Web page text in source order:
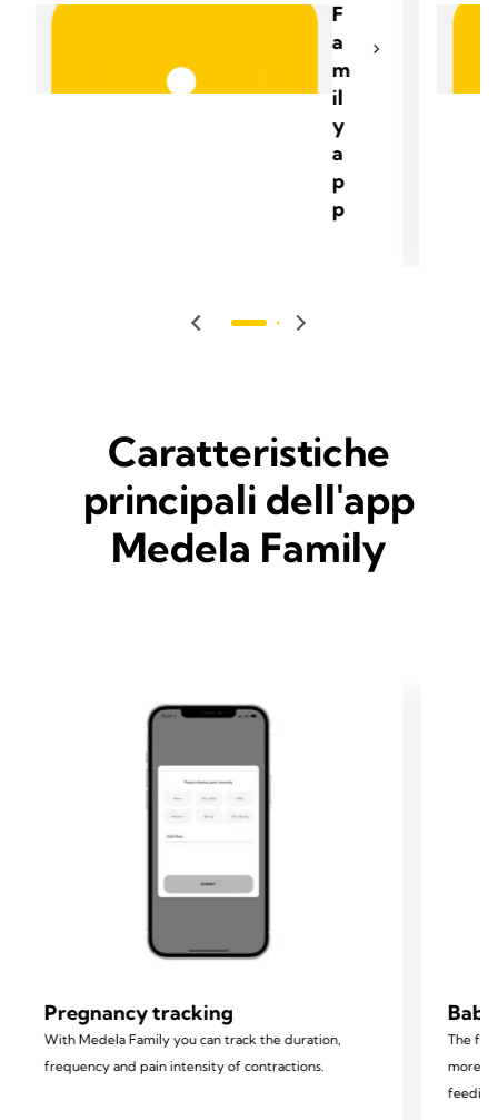
F
a
m
il
y
a
p
p
Caratteristiche
principali dell'app
Medela Family
Pregnancy tracking
With Medela Family you can track the duration,
frequency and pain intensity of contractions.
The
more